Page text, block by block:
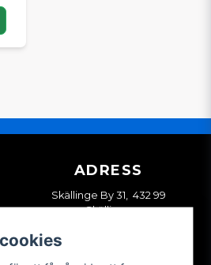
ADRESS
Skällinge By 31, 432 99
Skällinge